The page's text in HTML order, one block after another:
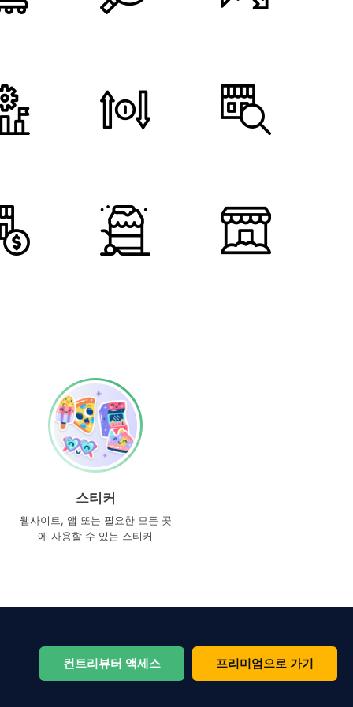
스티커
웹사이트, 앱 또는 필요한 모든 곳
에 사용할 수 있는 스티커
컨트리뷰터 액세스 프리미엄으로 가기